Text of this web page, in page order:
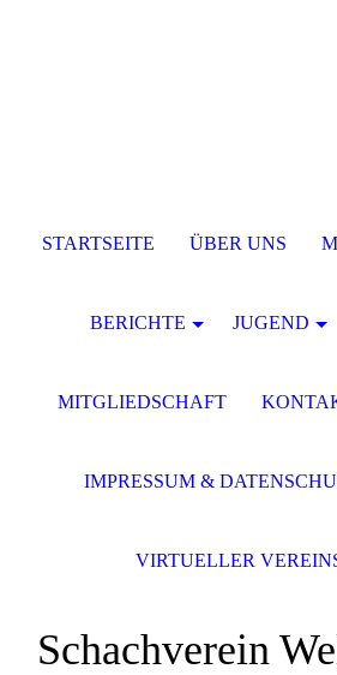
Schachverein
STARTSEITE ÜBER UNS
BERICHTE JUGEND
MITGLIEDSCHAFT
IMPRESSUM &
VIRTUELLER